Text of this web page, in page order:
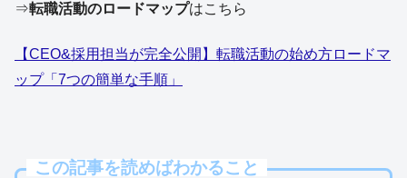
⇒転職活動のロードマップはこちら
【CEO&採用担当が完全公開】転職活動の始め方ロードマ
ップ「7つの簡単な手順」
この記事を読めばわかること